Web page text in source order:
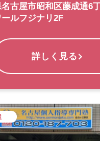
古屋市昭和区藤成通6
ルフジナリ2F
詳しく見る